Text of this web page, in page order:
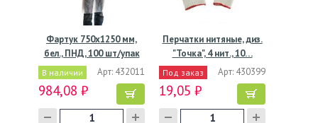
Фартук 750х1250 мм,
бел., ПНД, 100 шт/упак
5…
В наличии Арт: 432011
984,08 ₽
Перчатки нитяные, диз.
"Точка", 4 нит., 10…
Под заказ Арт: 430399
19,05 ₽